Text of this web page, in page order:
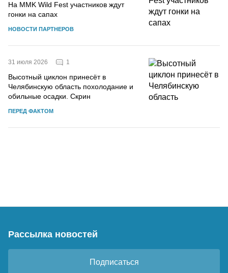
На MMK Wild Fest участников ждут
гонки на сапах
НОВОСТИ ПАРТНЕРОВ
31 июля 2026 1
Высотный циклон принесёт в
Челябинскую область похолодание и
обильные осадки. Скрин
ПЕРЕД ФАКТОМ
Рассылка новостей
Подписаться